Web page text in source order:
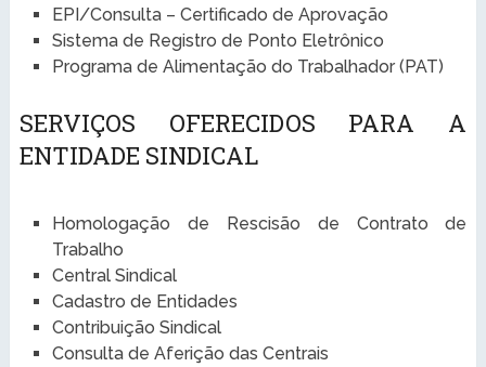
EPI/Consulta – Certificado de Aprovação
Sistema de Registro de Ponto Eletrônico
Programa de Alimentação do Trabalhador (PAT)
SERVIÇOS OFERECIDOS PARA A
ENTIDADE SINDICAL
Homologação de Rescisão de Contrato de
Trabalho
Central Sindical
Cadastro de Entidades
Contribuição Sindical
Consulta de Aferição das Centrais